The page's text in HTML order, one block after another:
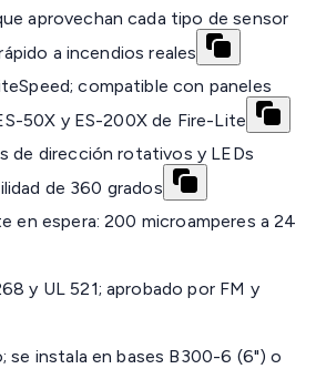
aprovechan cada tipo de sensor
a incendios reales
compatible con paneles
50X y ES-200X de Fire-Lite
de dirección rotativos y LEDs
de 360 grados
en espera: 200 microamperes a 24
y UL 521; aprobado por FM y
se instala en bases B300-6 (6") o